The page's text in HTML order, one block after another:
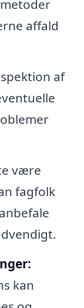
affald
af
være
fagfolk
kan